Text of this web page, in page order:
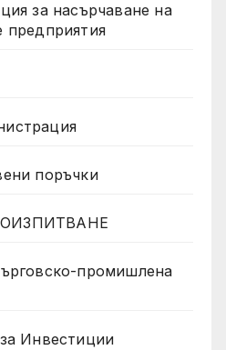
за насърчаване на
предприятия
поръчки
промишлена
Инвестиции